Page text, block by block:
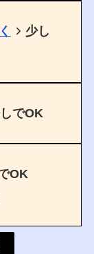
少し
でOK
OK